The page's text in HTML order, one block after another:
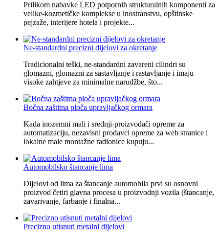
Prilikom nabavke LED potpornih strukturalnih komponenti za
velike-kozmetičke komplekse u inostranstvu, opštinske
pejzaže, interijere hotela i projekte...
Ne-standardni precizni dijelovi za okretanje
Tradicionalni teški, ne-standardni zavareni cilindri su
glomazni, glomazni za sastavljanje i rastavljanje i imaju
visoke zahtjeve za minimalne narudžbe, što...
Bočna zaštitna ploča upravljačkog ormara
Kada inozemni mali i srednji-proizvođači opreme za
automatizaciju, nezavisni prodavci opreme za web stranice i
lokalne male montažne radionice kupuju...
Automobilsko štancanje lima
Dijelovi od lima za štancanje automobila prvi su osnovni
proizvod četiri glavna procesa u proizvodnji vozila (štancanje,
zavarivanje, farbanje i finalna...
Precizno utisnuti metalni dijelovi